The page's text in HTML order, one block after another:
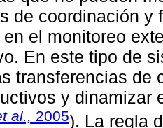
de coordinación y
el monitoreo
En este tipo de
transferencias de
y dinamizar
al., 2005). La regla